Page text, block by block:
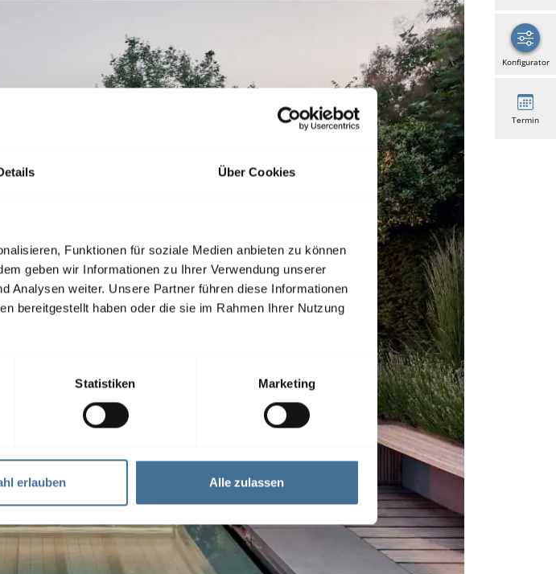
Über Cookies
Funktionen für soziale Medien anbieten zu können
geben wir Informationen zu Ihrer Verwendung unserer
Analysen weiter. Unsere Partner führen diese Informationen
bereitgestellt haben oder die sie im Rahmen Ihrer Nutzung
Statistiken Marketing
erlauben Alle zulassen
Konfigurator
Termin